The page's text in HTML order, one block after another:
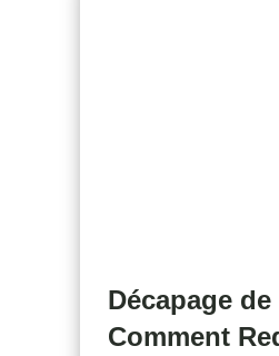
Décapage
Comment